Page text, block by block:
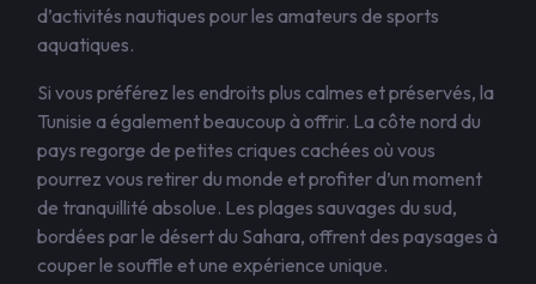
d’activités nautiques pour les amateurs de sports
aquatiques.
Si vous préférez les endroits plus calmes et préservés, la
Tunisie a également beaucoup à offrir. La côte nord du
pays regorge de petites criques cachées où vous
pourrez vous retirer du monde et profiter d’un moment
de tranquillité absolue. Les plages sauvages du sud,
bordées par le désert du Sahara, offrent des paysages à
couper le souffle et une expérience unique.